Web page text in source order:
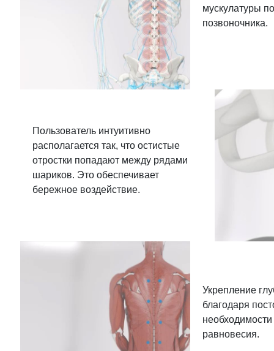
мускулатуры
позвоночника.
Пользователь интуитивно
располагается так, что остистые
отростки попадают между рядами
шариков. Это обеспечивает
бережное воздействие.
Укрепление
благодаря
равновесия.